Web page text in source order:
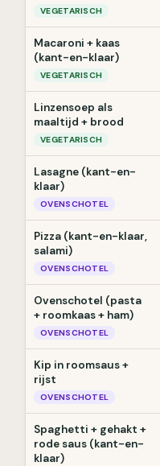
VEGETARISCH
Macaroni + kaas
(kant-en-klaar)
VEGETARISCH
Linzensoep als
maaltijd + brood
VEGETARISCH
Lasagne (kant-en-
klaar)
OVENSCHOTEL
Pizza (kant-en-klaar,
salami)
OVENSCHOTEL
Ovenschotel (pasta
+ roomkaas + ham)
OVENSCHOTEL
Kip in roomsaus +
rijst
OVENSCHOTEL
Spaghetti + gehakt +
rode saus (kant-en-
klaar)